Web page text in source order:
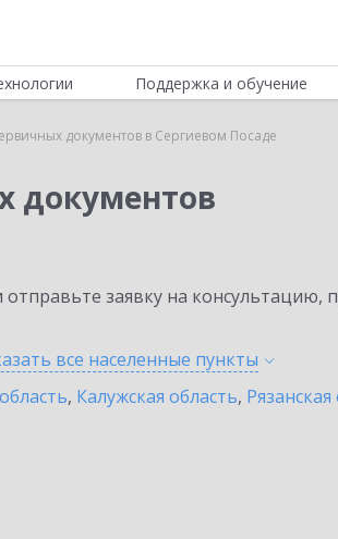
Поддержка и обучение
документов в Сергиевом Посаде
документов
заявку на консультацию,
все населенные пункты
, Калужская область,